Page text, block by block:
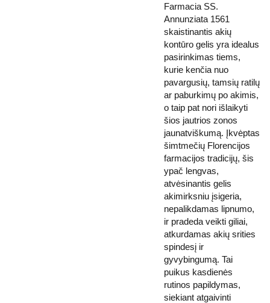
Farmacia SS.
Annunziata 1561
skaistinantis akių
kontūro gelis yra idealus
pasirinkimas tiems,
kurie kenčia nuo
pavargusių, tamsių ratilų
ar paburkimų po akimis,
o taip pat nori išlaikyti
šios jautrios zonos
jaunatviškumą. Įkvėptas
šimtmečių Florencijos
farmacijos tradicijų, šis
ypač lengvas,
atvėsinantis gelis
akimirksniu įsigeria,
nepalikdamas lipnumo,
ir pradeda veikti giliai,
atkurdamas akių srities
spindesį ir
gyvybingumą. Tai
puikus kasdienės
rutinos papildymas,
siekiant atgaivinti